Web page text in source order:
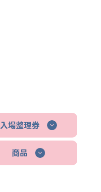
入場整理券
商品